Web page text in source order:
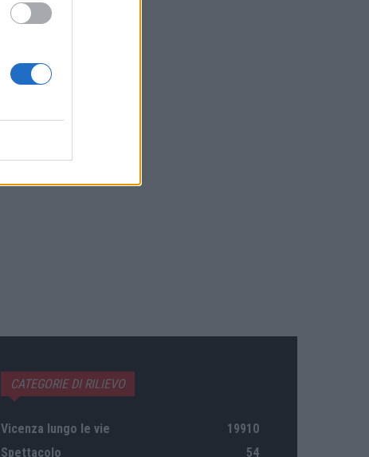
CATEGORIE DI RILIEVO
Vicenza lungo le vie
19910
Spettacolo
54